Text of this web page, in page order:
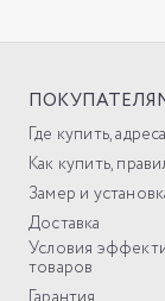
Где купить,
Как купить,
Замер и
Доставка
Условия
товаров